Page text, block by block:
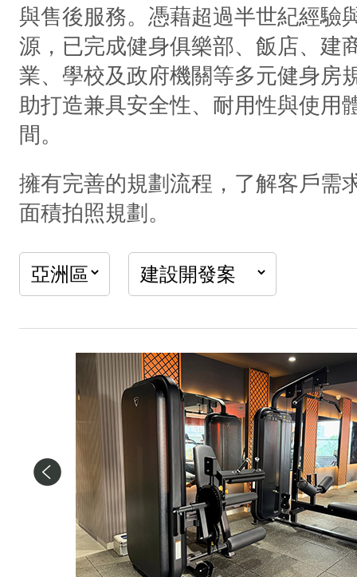
與售後服務。憑藉超過半世紀經驗
源，已完成健身俱樂部、飯店、建
業、學校及政府機關等多元健身房
助打造兼具安全性、耐用性與使用
間。
擁有完善的規劃流程，了解客戶需
面積拍照規劃。